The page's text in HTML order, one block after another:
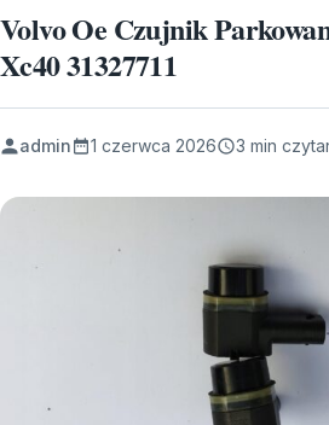
Volvo Oe Czujnik
Xc40 31327711
admin 1 czerwca 2026 3 min